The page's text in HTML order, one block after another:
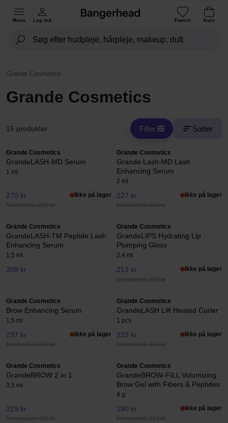
Menu Log ind Favorit Kurv
Grande Cosmetics
Grande Cosmetics
15 produkter Filter Sorter
Grande Cosmetics
GrandeLASH-MD Serum
1 ml
270 kr
Normalpris 299 kr
Ikke på lager
Grande Cosmetics
Grande Lash-MD Lash
Enhancing Serum
2 ml
227 kr
Normalpris 569 kr
Ikke på lager
Grande Cosmetics
GrandeLASH-TM Peptide Lash
Enhancing Serum
1,5 ml
309 kr
Grande Cosmetics
GrandeLIPS Hydrating Lip
Plumping Gloss
2,4 ml
213 kr
Normalpris 265 kr
Ikke på lager
Grande Cosmetics
Brow Enhancing Serum
1,5 ml
297 kr
Normalpris 329 kr
Ikke på lager
Grande Cosmetics
GrandeLASH Lift Heated Curler
1 pcs
329 kr
Normalpris 391 kr
Ikke på lager
Grande Cosmetics
GrandeBROW 2 in 1
3,5 ml
329 kr
Normalpris 402 kr
Grande Cosmetics
GrandeBROW-FILL Volumizing
Brow Gel with Fibers & Peptides
4 g
180 kr
Normalpris 223 kr
Ikke på lager